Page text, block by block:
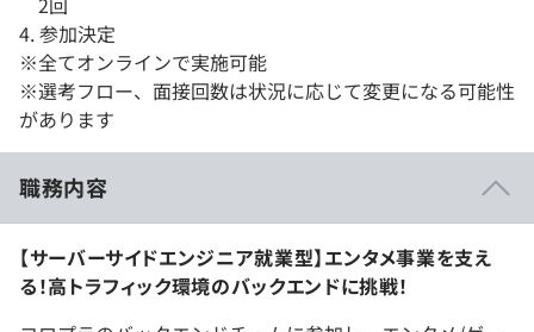
4. 参加決定
※全てオンラインで実施可能
※選考フロー、面接回数は状況に応じて変更になる可能性
があります
職務内容
【サーバーサイドエンジニア就業型】エンタメ事業を支え
る！高トラフィック環境のバックエンドに挑戦！